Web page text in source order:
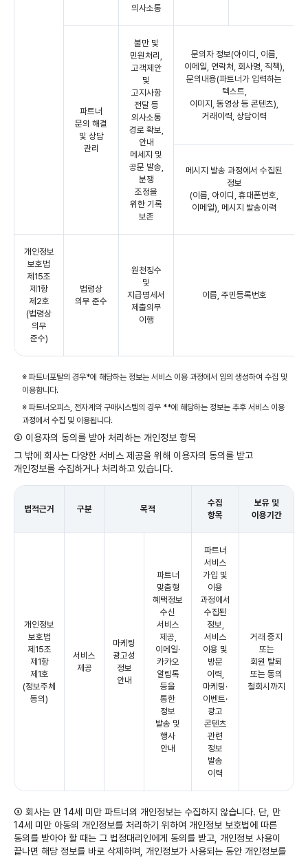
의사소통
파트너
문의 해결
및 상담
관리
불만 및
민원처리,
고객제안
및
고지사항
전달 등
의사소통
경로 확보,
안내
메세지 및
공문 발송,
분쟁
조정을
위한 기록
보존
문의자 정보(아이디, 이름,
이메일, 연락처, 회사명, 직책),
문의내용(파트너가 입력하는
텍스트,
이미지, 동영상 등 콘텐츠),
거래이력, 상담이력
메시지 발송 과정에서 수집된
정보
(이름, 아이디, 휴대폰번호,
이메일), 메시지 발송이력
개인정보
보호법
제15조
제1항
제2호
(법령상
의무
준수)
법령상
의무 준수
원천징수
및
지급명세서
제출의무
이행
이름, 주민등록번호
※ 파트너포탈의 경우*에 해당하는 정보는 서비스 이용 과정에서 임의 생성하여 수집 및
이용합니다.
※ 파트너오피스, 전자계약 구매시스템의 경우 **에 해당하는 정보는 추후 서비스 이용
과정에서 수집 및 이용됩니다.
② 이용자의 동의를 받아 처리하는 개인정보 항목
그 밖에 회사는 다양한 서비스 제공을 위해 이용자의 동의를 받고
개인정보를 수집하거나 처리하고 있습니다.
법적근거 구분 목적
수집
항목
보유 및
이용기간
개인정보
보호법
제15조
제1항
제1호
(정보주체
동의)
서비스
제공
마케팅
광고성
정보
안내
파트너
맞춤형
혜택정보
수신
서비스
제공,
이메일·
카카오
알림톡
등을
통한
정보
발송 및
행사
안내
파트너
서비스
가입 및
이용
과정에서
수집된
정보,
서비스
이용 및
방문
이력,
마케팅·
이벤트·
광고
콘텐츠
관련
정보
발송
이력
거래 중지
또는
회원 탈퇴
또는 동의
철회시까지
③ 회사는 만 14세 미만 파트너의 개인정보는 수집하지 않습니다. 단, 만
14세 미만 아동의 개인정보를 처리하기 위하여 개인정보 보호법에 따른
동의를 받아야 할 때는 그 법정대리인에게 동의를 받고, 개인정보 사용이
끝나면 해당 정보를 바로 삭제하며, 개인정보가 사용되는 동안 개인정보를